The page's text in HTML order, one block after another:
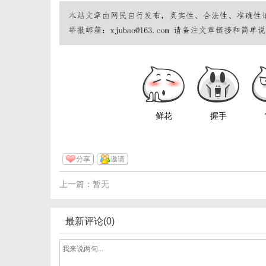
鲜花 握手
分享 邀请
上一篇：暂无
最新评论(0)